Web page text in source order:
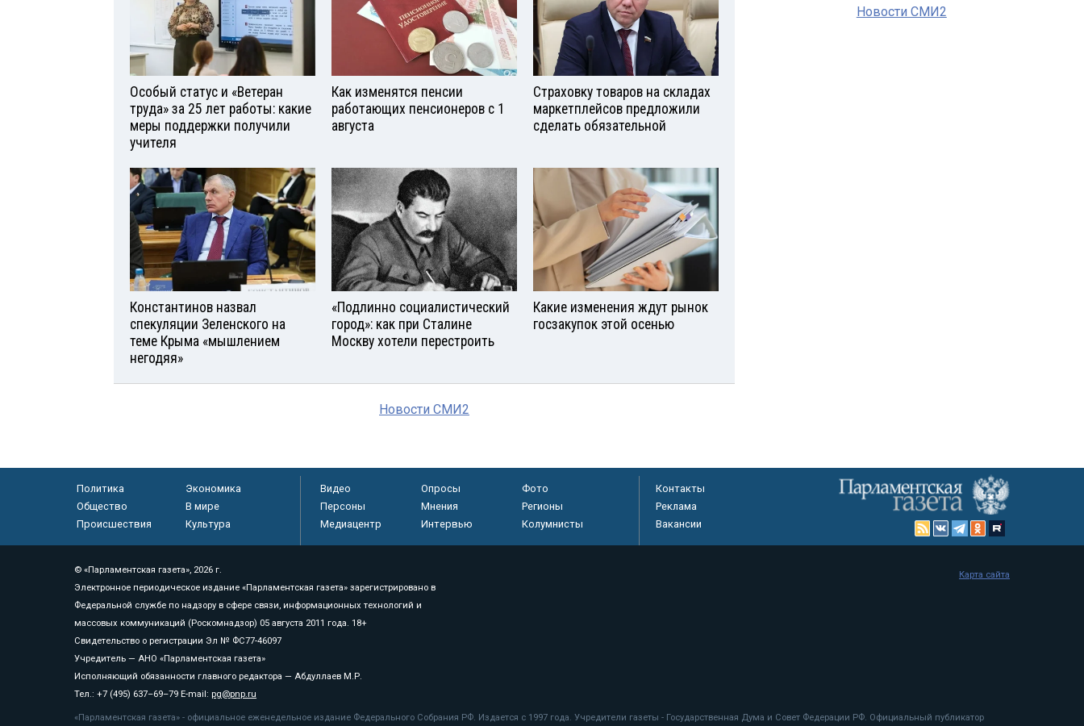
Особый статус и «Ветеран
труда» за 25 лет работы: какие
меры поддержки получили
учителя
Как изменятся пенсии
работающих пенсионеров с 1
августа
Страховку товаров на складах
маркетплейсов предложили
сделать обязательной
Константинов назвал
спекуляции Зеленского на
теме Крыма «мышлением
негодяя»
«Подлинно социалистический
город»: как при Сталине
Москву хотели перестроить
Какие изменения ждут рынок
госзакупок этой осенью
Новости СМИ2
Новости СМИ2
Политика
Экономика
Общество
В мире
Происшествия
Культура
Видео Опросы
Фото
Персоны
Мнения
Регионы
Медиацентр
Интервью Колумнисты
Контакты
Реклама
Вакансии
© «Парламентская газета», 2026 г.
Электронное периодическое издание «Парламентская газета» зарегистрировано в
Федеральной службе по надзору в сфере связи, информационных технологий и
массовых коммуникаций (Роскомнадзор) 05 августа 2011 года. 18+
Свидетельство о регистрации Эл № ФС77-46097
Учредитель — АНО «Парламентская газета»
Исполняющий обязанности главного редактора — Абдуллаев М.Р.
Тел.: +7 (495) 637–69–79 E-mail: pg@pnp.ru
«Парламентская газета» - официальное еженедельное издание Федерального Собрания РФ. Издается с 1997 года. Учредители газеты - Государственная Дума и Совет Федерации РФ. Официальный публикатор
Карта сайта